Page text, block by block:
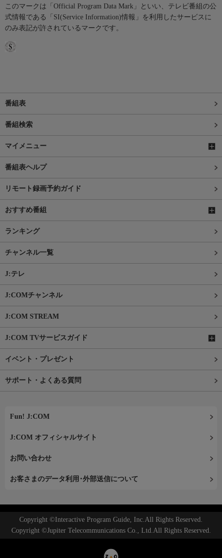
このマークは「Official Program Data Mark」といい、テレビ番組の公
式情報である「SI(Service Information)情報」を利用したサービスに
のみ表記が許されているマークです。
番組表
番組検索
マイメニュー
番組表ヘルプ
リモート録画予約ガイド
おすすめ番組
ランキング
チャンネル一覧
J:テレ
J:COMチャンネル
J:COM STREAM
J:COM TVサービスガイド
イベント・プレゼント
サポート・よくある質問
Fun! J:COM
J:COM オフィシャルサイト
お問い合わせ
お客さまのデータ利用･外部送信について
Copyright ©Interactive Program Guide, Inc.All Rights Reserved.
Copyright ©Jupiter Telecommunications Co., Ltd.All Rights Reserved.